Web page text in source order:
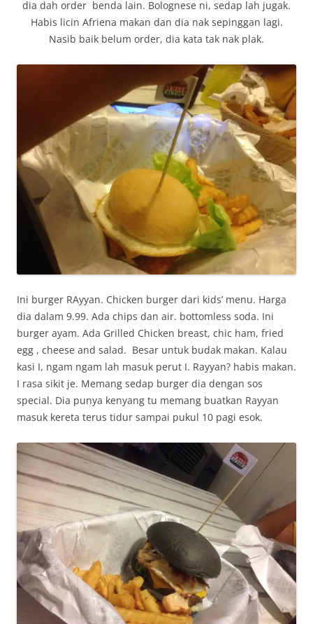
dia dah order benda lain. Bolognese ni, sedap lah jugak.
Habis licin Afriena makan dan dia nak sepinggan lagi.
Nasib baik belum order, dia kata tak nak plak.
Ini burger RAyyan. Chicken burger dari kids’ menu. Harga
dia dalam 9.99. Ada chips dan air. bottomless soda. Ini
burger ayam. Ada Grilled Chicken breast, chic ham, fried
egg , cheese and salad. Besar untuk budak makan. Kalau
kasi I, ngam ngam lah masuk perut I. Rayyan? habis makan.
I rasa sikit je. Memang sedap burger dia dengan sos
special. Dia punya kenyang tu memang buatkan Rayyan
masuk kereta terus tidur sampai pukul 10 pagi esok.